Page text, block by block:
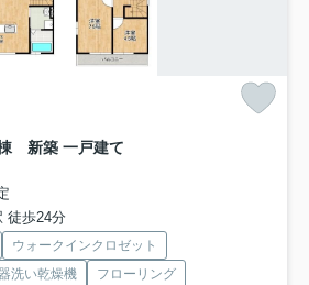
新築 一戸建て
徒歩24分
ウォークインクロゼット
洗い乾燥機
フローリング